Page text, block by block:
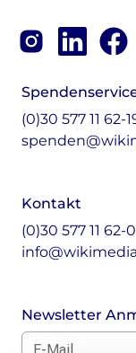
Wissen. Macht.
Zukunft D
Wikipedia-
Wikibase
MediaWiki
Wiktionary
Wikiversity
Wikivoyage
Verein
Unsere Werte
InstagramLinkedIn
(0)30 577 11 62-
Kontakt
(0)30 577 11 62-0
Newsletter
E-Mail für